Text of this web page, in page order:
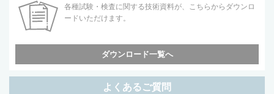
各種試験・検査に関する技術資料が、こちらからダウンロ
ードいただけます。
ダウンロード一覧へ
よくあるご質問